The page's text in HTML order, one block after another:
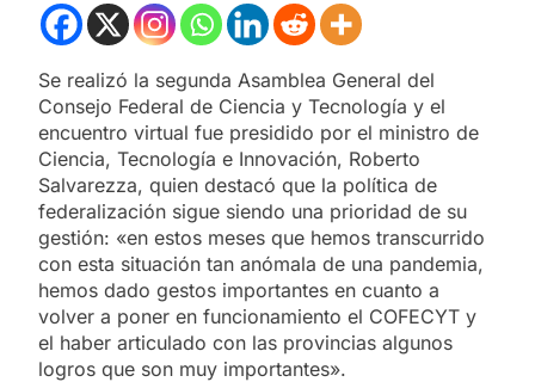
Se realizó la segunda Asamblea General del
Consejo Federal de Ciencia y Tecnología y el
encuentro virtual fue presidido por el ministro de
Ciencia, Tecnología e Innovación, Roberto
Salvarezza, quien destacó que la política de
federalización sigue siendo una prioridad de su
gestión: «en estos meses que hemos transcurrido
con esta situación tan anómala de una pandemia,
hemos dado gestos importantes en cuanto a
volver a poner en funcionamiento el COFECYT y
el haber articulado con las provincias algunos
logros que son muy importantes».